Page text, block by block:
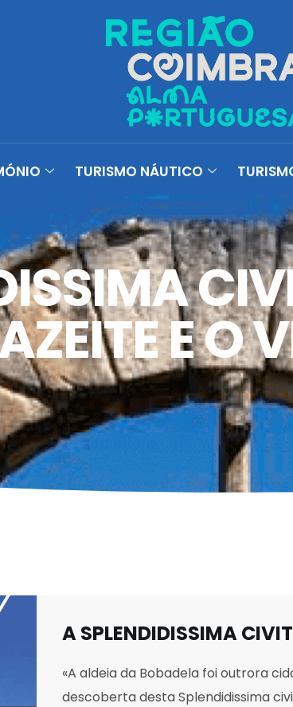
TURISMO NÁUTICO
E O
A SPLENDIDISSIMA
«A aldeia da Bobadela foi outrora
descoberta desta Splendidissima